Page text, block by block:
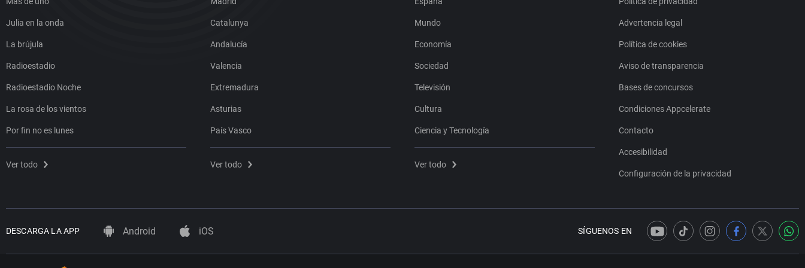
Julia en la onda
La brújula
Radioestadio
Radioestadio Noche
La rosa de los vientos
Por fin no es lunes
Ver todo
Catalunya
Andalucía
Valencia
Extremadura
Asturias
País Vasco
Ver todo
Mundo
Economía
Sociedad
Televisión
Cultura
Ciencia y Tecnología
Ver todo
Advertencia legal
Política de cookies
Aviso de transparencia
Bases de concursos
Condiciones Appcelerate
Contacto
Accesibilidad
Configuración de la privacidad
DESCARGA LA APP Android iOS SÍGUENOS EN